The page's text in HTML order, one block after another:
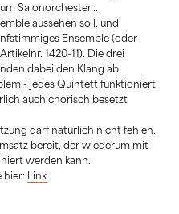
Salonorchester...
aussehen soll, und
Ensemble (oder
1420-11). Die drei
dabei den Klang ab.
- jedes Quintett funktioniert
auch chorisch besetzt
darf natürlich nicht fehlen.
bereit, der wiederum mit
werden kann.
hier: Link